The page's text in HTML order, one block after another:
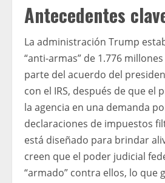
Antecedentes
La administración Trump
“anti-armas” de 1.776
parte del acuerdo del
con el IRS, después de que el
la agencia en una demanda
declaraciones de impuestos
está diseñado para brindar
creen que el poder judicial
“armado” contra ellos, lo que